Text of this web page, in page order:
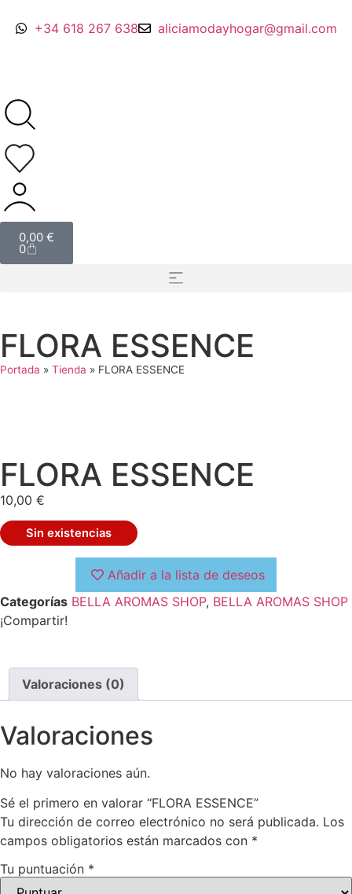
+34 618 267 638 aliciamodayhogar@gmail.com
0,00 €
0
FLORA ESSENCE
Portada » Tienda » FLORA ESSENCE
FLORA ESSENCE
10,00 €
Sin existencias
Añadir a la lista de deseos
Categorías BELLA AROMAS SHOP, BELLA AROMAS SHOP
¡Compartir!
Valoraciones (0)
Valoraciones
No hay valoraciones aún.
Sé el primero en valorar “FLORA ESSENCE”
Tu dirección de correo electrónico no será publicada. Los
campos obligatorios están marcados con *
Tu puntuación *